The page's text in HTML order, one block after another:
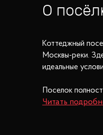
О
Коттеджный
Москвы-реки.
идеальные
Поселок
предлагающий